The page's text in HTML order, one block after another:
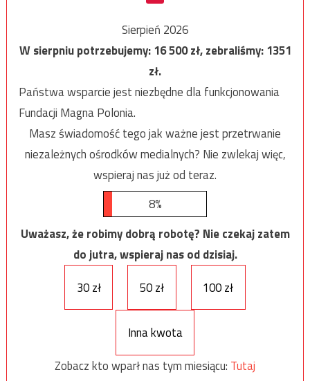
Sierpień 2026
W sierpniu potrzebujemy:16 500zł, zebraliśmy:1351
zł.
Państwa wsparcie jest niezbędne dla funkcjonowania
Fundacji Magna Polonia.
Masz świadomość tego jak ważne jest przetrwanie
niezależnych ośrodków medialnych? Nie zwlekaj więc,
wspieraj nas już od teraz.
8%
Uważasz, że robimy dobrą robotę? Nie czekaj zatem
do jutra, wspieraj nas od dzisiaj.
30 zł
50 zł 100 zł
Inna kwota
Zobacz kto wparł nas tym miesiącu: Tutaj